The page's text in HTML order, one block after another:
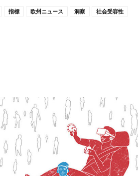
ラ
指標 欧州ニュース 洞察
社会受容性